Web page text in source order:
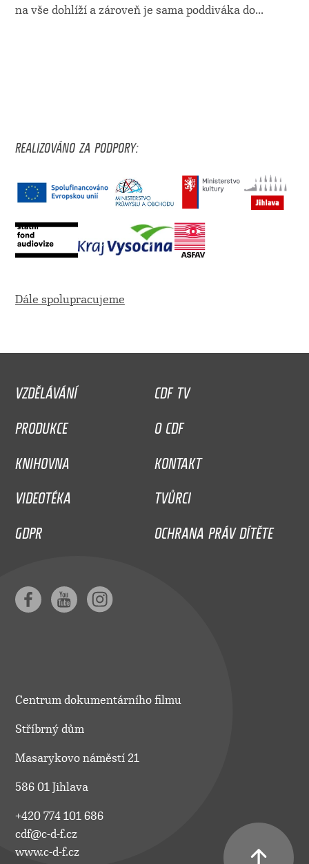
na vše dohlíží a zároveň je sama poddiváka do...
REALIZOVÁNO ZA PODPORY:
Dále spolupracujeme
VZDĚLÁVÁNÍ
CDF TV
PRODUKCE
O CDF
KNIHOVNA
KONTAKT
VIDEOTÉKA
TVŮRCI
GDPR
OCHRANA PRÁV DÍTĚTE
Centrum dokumentárního filmu
Stříbrný dům
Masarykovo náměstí 21
586 01 Jihlava
+420 774 101 686
cdf@c-d-f.cz
www.c-d-f.cz